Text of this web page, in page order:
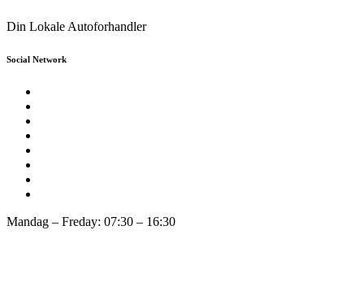
Din Lokale Autoforhandler
Social Network
Mandag – Freday: 07:30 – 16:30